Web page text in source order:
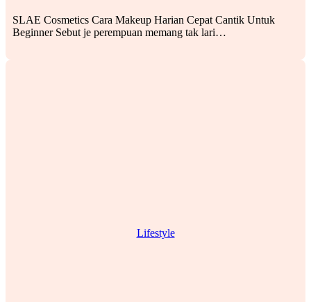
SLAE Cosmetics Cara Makeup Harian Cepat Cantik Untuk
Beginner Sebut je perempuan memang tak lari…
Lifestyle